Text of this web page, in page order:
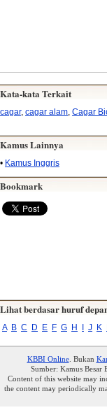
Kata-kata Terkait
cagar, cagar alam Cagar
Kamus Lainnya
• Kamus Inggris
Bookmark
Lihat berdasar huruf
A B C D E F G H J K
KBBI Online. Bukan
Sumber: Kamus Besar
Content of this website may
the content may periodically